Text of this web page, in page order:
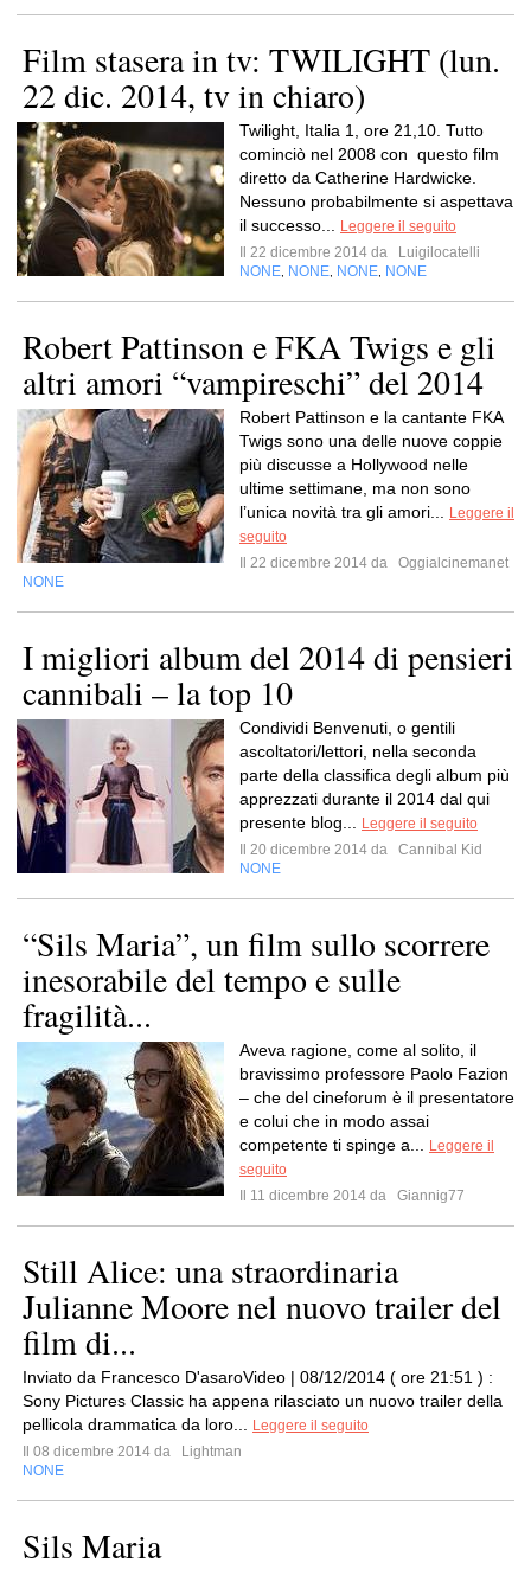
Film stasera in tv: TWILIGHT (lun.
22 dic. 2014, tv in chiaro)
Twilight, Italia 1, ore 21,10. Tutto
cominciò nel 2008 con questo film
diretto da Catherine Hardwicke.
Nessuno probabilmente si aspettava
il successo...
Leggere il seguito
Il 22 dicembre 2014 da
Luigilocatelli
NONE NONE NONE NONE
Robert Pattinson e FKA Twigs e gli
altri amori “vampireschi” del 2014
Robert Pattinson e la cantante FKA
Twigs sono una delle nuove coppie
più discusse a Hollywood nelle
ultime settimane, ma non sono
l’unica novità tra gli amori...
Leggere il
seguito
Il 22 dicembre 2014 da
Oggialcinemanet
NONE
I migliori album del 2014 di pensieri
cannibali – la top 10
Condividi Benvenuti, o gentili
ascoltatori/lettori, nella seconda
parte della classifica degli album più
apprezzati durante il 2014 dal qui
presente blog...
Leggere il seguito
Il 20 dicembre 2014 da
Cannibal Kid
NONE
“Sils Maria”, un film sullo scorrere
inesorabile del tempo e sulle
fragilità...
Aveva ragione, come al solito, il
bravissimo professore Paolo Fazion
– che del cineforum è il presentatore
e colui che in modo assai
competente ti spinge a...
Leggere il
seguito
Il 11 dicembre 2014 da
Giannig77
Still Alice: una straordinaria
Julianne Moore nel nuovo trailer del
film di...
Inviato da Francesco D'asaroVideo | 08/12/2014 ( ore 21:51 ) :
Sony Pictures Classic ha appena rilasciato un nuovo trailer della
pellicola drammatica da loro...
Leggere il seguito
Il 08 dicembre 2014 da
Lightman
NONE
Sils Maria